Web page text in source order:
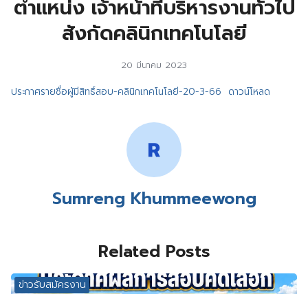
ตำแหน่ง เจ้าหน้าที่บริหารงานทั่วไป
สังกัดคลินิกเทคโนโลยี
20 มีนาคม 2023
ประกาศรายชื่อผู้มีสิทธิ์สอบ-คลินิกเทคโนโลยี-20-3-66 ดาวน์โหลด
Sumreng Khummeewong
Related Posts
ข่าวรับสมัครงาน